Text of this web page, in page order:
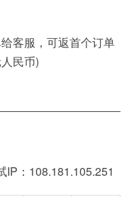
客服，可返首个订单
民币)
IP：108.181.105.251